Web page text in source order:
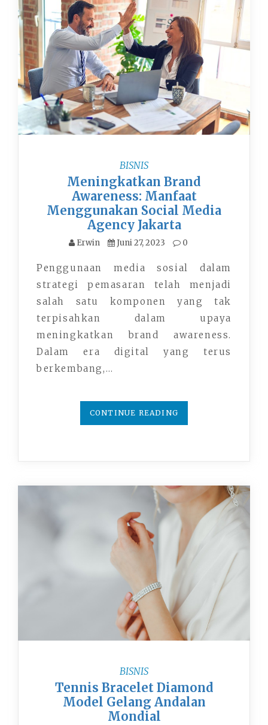
BISNIS
Meningkatkan Brand
Awareness: Manfaat
Menggunakan Social Media
Agency Jakarta
Erwin Juni 27, 2023 0
Penggunaan media sosial dalam
strategi pemasaran telah menjadi
salah satu komponen yang tak
terpisahkan dalam upaya
meningkatkan brand awareness.
Dalam era digital yang terus
berkembang,…
CONTINUE READING
BISNIS
Tennis Bracelet Diamond
Model Gelang Andalan
Mondial